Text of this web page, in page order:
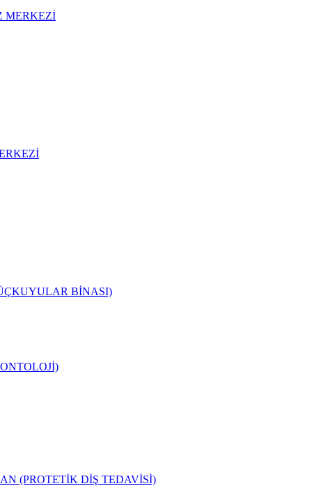
MERKEZİ
BİNASI)
(PROTETİK DİŞ TEDAVİSİ)